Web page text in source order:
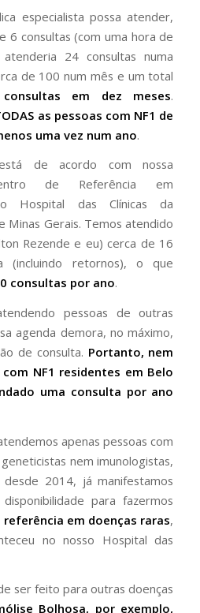
especialista possa atender,
6 consultas (com uma hora de
24 consultas numa
de 100 num mês e um total
em dez meses.
as pessoas com NF1 de
uma vez num ano.
de acordo com nossa
de Referência em
Hospital das Clínicas da
Minas Gerais. Temos atendido
Rezende e eu) cerca de 16
(incluindo retornos), o que
consultas por ano.
pessoas de outras
agenda demora, no máximo,
de consulta. Portanto, nem
NF1 residentes em Belo
uma consulta por ano
apenas pessoas com
nem imunologistas,
desde 2014, já manifestamos
para fazermos
em doenças raras,
no nosso Hospital das
ser feito para outras doenças
Bolhosa, por exemplo,